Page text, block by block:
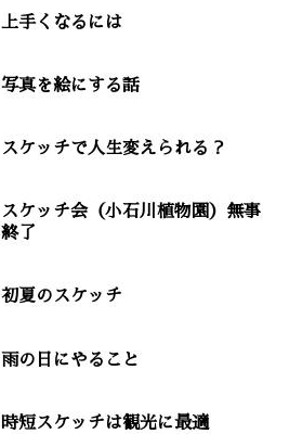
上手くなるには
写真を絵にする話
スケッチで人生変えられる？
スケッチ会（小石川植物園）無事
終了
初夏のスケッチ
雨の日にやること
時短スケッチは観光に最適